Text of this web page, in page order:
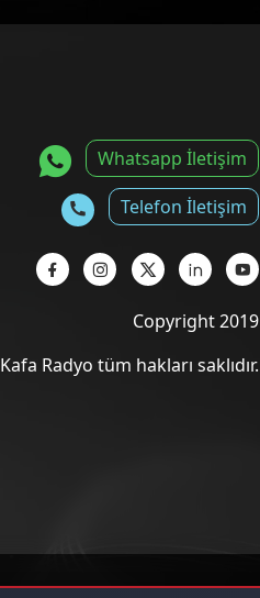
Whatsapp İletişim
Telefon İletişim
Copyright 2019
Kafa Radyo tüm hakları saklıdır.